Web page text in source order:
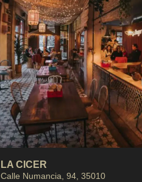
LA CICER
Calle Numancia, 94, 35010